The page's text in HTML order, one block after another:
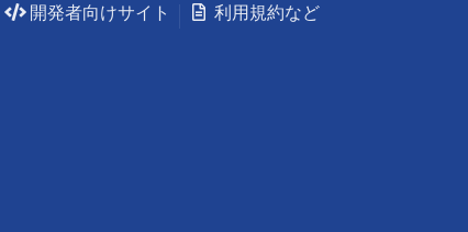
開発者向けサイト 利用規約など